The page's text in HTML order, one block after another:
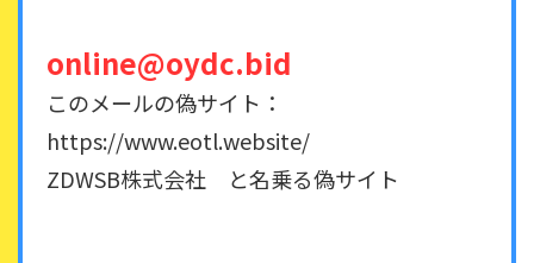
online@oydc.bid
このメールの偽サイト：
https://www.eotl.website/
ZDWSB株式会社 と名乗る偽サイト